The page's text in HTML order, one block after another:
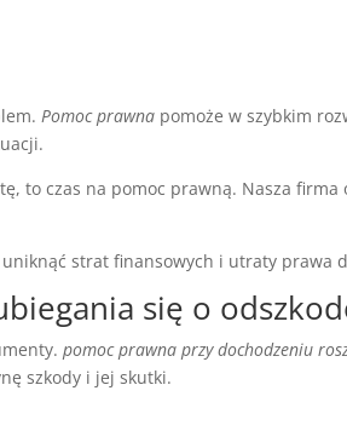
Pomoc prawna pomoże w szybkim
to czas na pomoc prawną. Nasza
strat finansowych i utraty prawa
się o
pomoc prawna przy dochodzeniu
szkody i jej skutki.